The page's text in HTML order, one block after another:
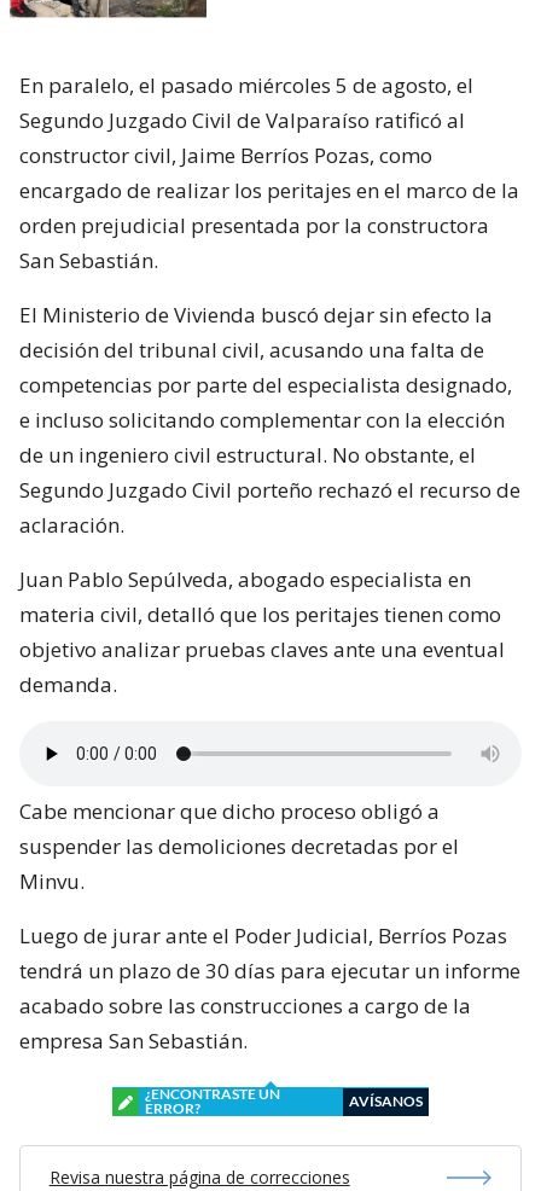
En paralelo, el pasado miércoles 5 de agosto, el
Segundo Juzgado Civil de Valparaíso ratificó al
constructor civil, Jaime Berríos Pozas, como
encargado de realizar los peritajes en el marco de la
orden prejudicial presentada por la constructora
San Sebastián.
El Ministerio de Vivienda buscó dejar sin efecto la
decisión del tribunal civil, acusando una falta de
competencias por parte del especialista designado,
e incluso solicitando complementar con la elección
de un ingeniero civil estructural. No obstante, el
Segundo Juzgado Civil porteño rechazó el recurso de
aclaración.
Juan Pablo Sepúlveda, abogado especialista en
materia civil, detalló que los peritajes tienen como
objetivo analizar pruebas claves ante una eventual
demanda.
Cabe mencionar que dicho proceso obligó a
suspender las demoliciones decretadas por el
Minvu.
Luego de jurar ante el Poder Judicial, Berríos Pozas
tendrá un plazo de 30 días para ejecutar un informe
acabado sobre las construcciones a cargo de la
empresa San Sebastián.
¿ENCONTRASTE UN
ERROR?
AVÍSANOS
Revisa nuestra página de correcciones